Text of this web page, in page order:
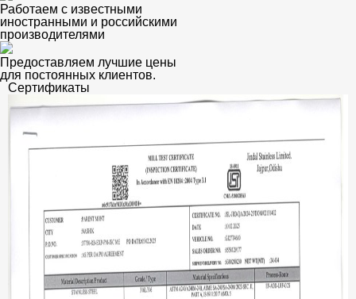
Работаем с известными
иностранными и российскими
производителями
Предоставляем лучшие цены
для постоянных клиентов.
Сертификаты